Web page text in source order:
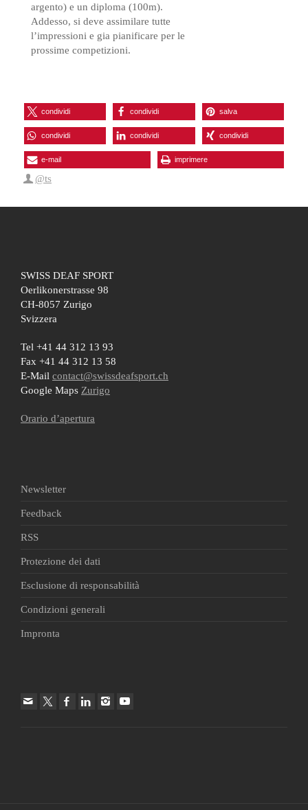
argento) e un diploma (100m).
Addesso, si deve assimilare tutte
l’impressioni e gia pianificare per le
prossime competizioni.
condividi condividi salva
condividi condividi condividi
e-mail imprimere
@ts
SWISS DEAF SPORT
Oerlikonerstrasse 98
CH-8057 Zurigo
Svizzera
Tel +41 44 312 13 93
Fax +41 44 312 13 58
E-Mail contact@swissdeafsport.ch
Google Maps Zurigo
Orario d’apertura
Newsletter
Feedback
RSS
Protezione dei dati
Esclusione di responsabilità
Condizioni generali
Impronta